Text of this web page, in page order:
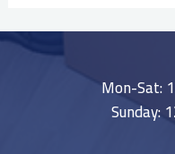
Mon-Sat:
Sunday: